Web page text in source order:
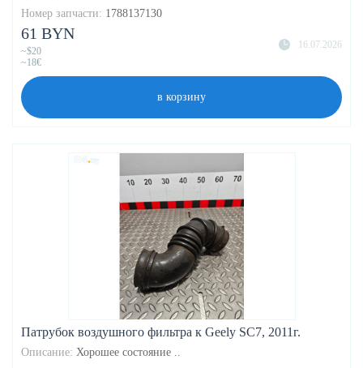
Номер запчасти: 1788137130
16.07.2026
61 BYN
~$20
~18€
в корзину
Патрубок воздушного фильтра к Geely SC7, 2011г.
Описание: Хорошее состояние ..